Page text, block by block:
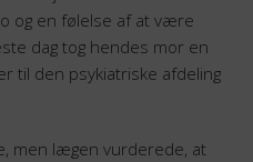
og en følelse af at være
dag tog hendes mor en
til den psykiatriske afdeling
men lægen vurderede, at